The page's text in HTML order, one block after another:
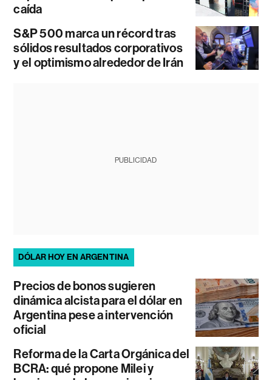
caída
S&P 500 marca un récord tras
sólidos resultados corporativos
y el optimismo alrededor de Irán
PUBLICIDAD
DÓLAR HOY EN ARGENTINA
Precios de bonos sugieren
dinámica alcista para el dólar en
Argentina pese a intervención
oficial
Reforma de la Carta Orgánica del
BCRA: qué propone Milei y